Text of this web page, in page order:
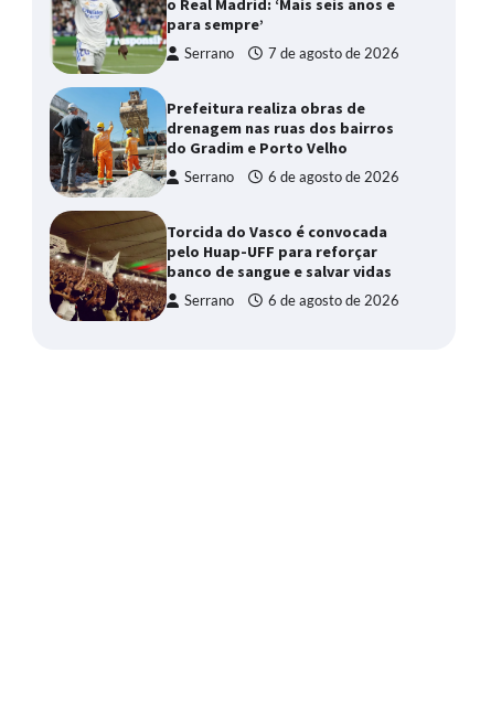
o Real Madrid: ‘Mais seis anos e
para sempre’
Serrano 7 de agosto de 2026
Prefeitura realiza obras de
drenagem nas ruas dos bairros
do Gradim e Porto Velho
Serrano 6 de agosto de 2026
Torcida do Vasco é convocada
pelo Huap-UFF para reforçar
banco de sangue e salvar vidas
Serrano 6 de agosto de 2026